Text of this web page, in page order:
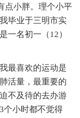
点小胖。理个小平
毕业于三明市实
一名初一（12）
最喜欢的运动是
活量，最重要的
不及待的去办游
个小时都不觉得